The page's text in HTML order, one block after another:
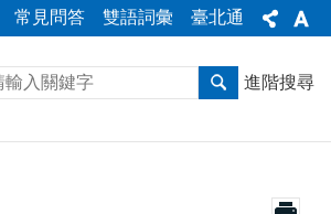
常見問答 雙語詞彙 臺北通
進階搜尋